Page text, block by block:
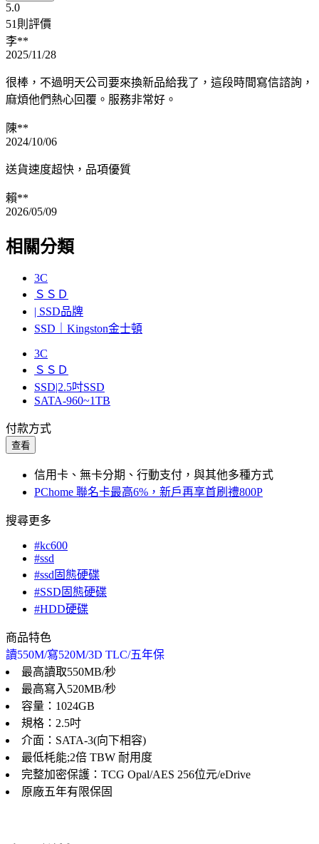
5.0
51則評價
李**
2025/11/28
很棒，不過明天公司要來換新品給我了，這段時間寫信諮詢，
麻煩他們熱心回覆。服務非常好。
陳**
2024/10/06
送貨速度超快，品項優質
賴**
2026/05/09
相關分類
3C
ＳＳＤ
| SSD品牌
SSD｜Kingston金士頓
3C
ＳＳＤ
SSD|2.5吋SSD
SATA-960~1TB
付款方式
查看
信用卡、無卡分期、行動支付，與其他多種方式
PChome 聯名卡最高6%，新戶再享首刷禮800P
搜尋更多
#kc600
#ssd
#ssd固態硬碟
#SSD固態硬碟
#HDD硬碟
商品特色
讀550M/寫520M/3D TLC/五年保
最高讀取550MB/秒
最高寫入520MB/秒
容量：1024GB
規格：2.5吋
介面：SATA-3(向下相容)
最低枆能;2倍 TBW 耐用度
完整加密保護：TCG Opal/AES 256位元/eDrive
原廠五年有限保固